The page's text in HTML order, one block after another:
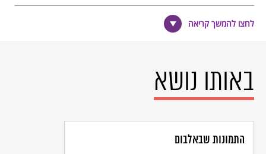
כל יוצא צבא בישראל
שבני לוי לא נמנו עמהם (א, מז, מט; ב, לג), בלא שנתפרש טעם
הדבר 8 , אך ממקומות אחרים במקרא עולה שיסוד שחרור הלויים מן
הצבא היה נטל אחר שעמסו על שכמם, "עבודת הקודש".
ארון ברית ה', לעמֹד לפני ה' לשרתו, ולברך בשמו עד היום הזה. על כן
לחצו להמשך קריאה
באותו נושא
התמונות שבאלבום